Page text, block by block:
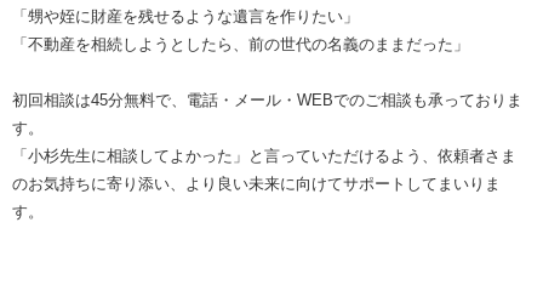
「甥や姪に財産を残せるような遺言を作りたい」
「不動産を相続しようとしたら、前の世代の名義のままだった」
初回相談は45分無料で、電話・メール・WEBでのご相談も承っておりま
す。
「小杉先生に相談してよかった」と言っていただけるよう、依頼者さま
のお気持ちに寄り添い、より良い未来に向けてサポートしてまいりま
す。